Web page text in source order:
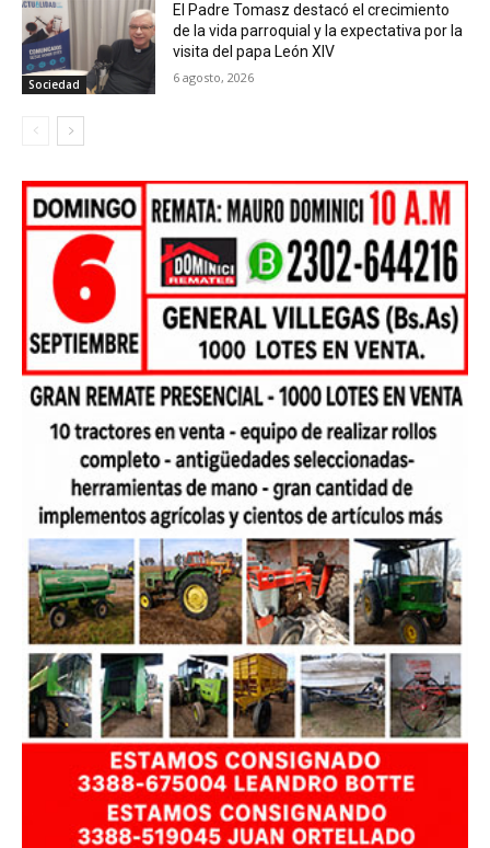
Sociedad
El Padre Tomasz destacó el crecimiento
de la vida parroquial y la expectativa por la
visita del papa León XIV
6 agosto, 2026